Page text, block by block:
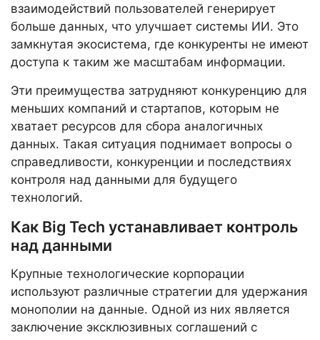
взаимодействий пользователей генерирует
больше данных, что улучшает системы ИИ. Это
замкнутая экосистема, где конкуренты не имеют
доступа к таким же масштабам информации.
Эти преимущества затрудняют конкуренцию для
меньших компаний и стартапов, которым не
хватает ресурсов для сбора аналогичных
данных. Такая ситуация поднимает вопросы о
справедливости, конкуренции и последствиях
контроля над данными для будущего
технологий.
Как Big Tech устанавливает контроль
над данными
Крупные технологические корпорации
используют различные стратегии для удержания
монополии на данные. Одной из них является
заключение эксклюзивных соглашений с